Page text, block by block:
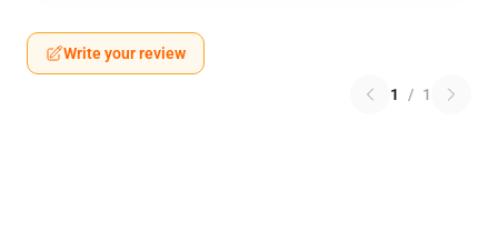
Write your review
1 / 1